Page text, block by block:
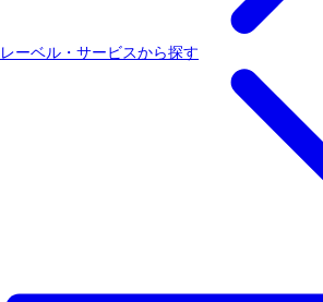
レーベル・サービスから探す